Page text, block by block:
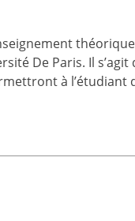
De Paris. Il
à